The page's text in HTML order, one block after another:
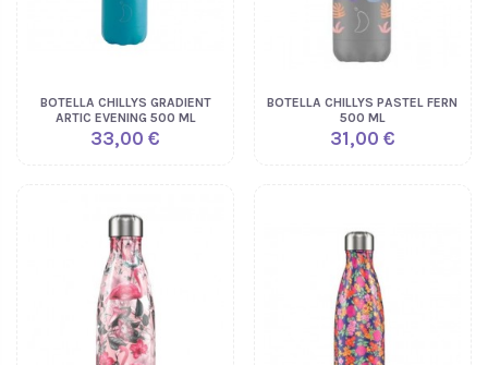
BOTELLA CHILLYS GRADIENT
ARTIC EVENING 500 ML
33,00 €
BOTELLA CHILLYS PASTEL FERN
500 ML
31,00 €